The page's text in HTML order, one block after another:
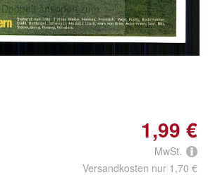
Doppelt antippen zum
vergrößern
1,99 €
MwSt.
Versandkosten nur 1,70 €